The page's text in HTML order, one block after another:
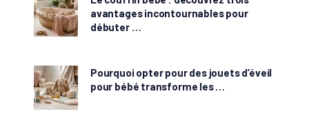
avantages incontournables pour
débuter …
Pourquoi opter pour des jouets d’éveil
pour bébé transforme les …